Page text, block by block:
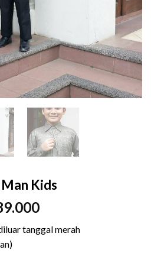
Kids
Price
Rp189.000
tanggal merah